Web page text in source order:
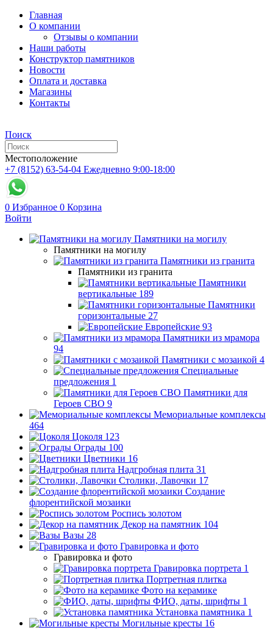
Главная
О компании
Отзывы о компании
Наши работы
Конструктор памятников
Новости
Оплата и доставка
Магазины
Контакты
Поиск
Местоположение
+7 (8152) 63-54-04 Ежедневно 9:00-18:00
0 Избранное 0 Корзина
Войти
Памятники на могилу
Памятники на могилу
Памятники из гранита
Памятники из гранита
Памятники
вертикальные 189
Памятники
горизонтальные 27
Европейские 93
Памятники из мрамора
94
Памятники с мозаикой 4
Специальные
предложения 1
Памятники для
Героев СВО 9
Мемориальные комплексы
464
Цоколя 123
Ограды 100
Цветники 16
Надгробная плита 31
Столики, Лавочки 17
Создание
флорентийской мозаики
Роспись золотом
Декор на памятник 104
Вазы 28
Гравировка и фото
Гравировка и фото
Гравировка портрета 1
Портретная плитка
Фото на керамике
ФИО, даты, шрифты 1
Установка памятника 1
Могильные кресты 16